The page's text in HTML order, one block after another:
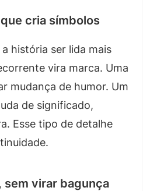
cria símbolos
história ser lida mais
vira marca. Uma
mudança de humor. Um
de significado,
Esse tipo de detalhe
sem virar bagunça